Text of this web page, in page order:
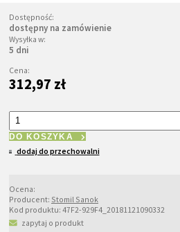
Dostępność:
dostępny na zamówienie
Wysyłka w:
5 dni
Cena:
312,97 zł
DO KOSZYKA
dodaj do przechowalni
Ocena:
Producent: Stomil Sanok
Kod produktu: 47F2-929F4_20181121090332
zapytaj o produkt